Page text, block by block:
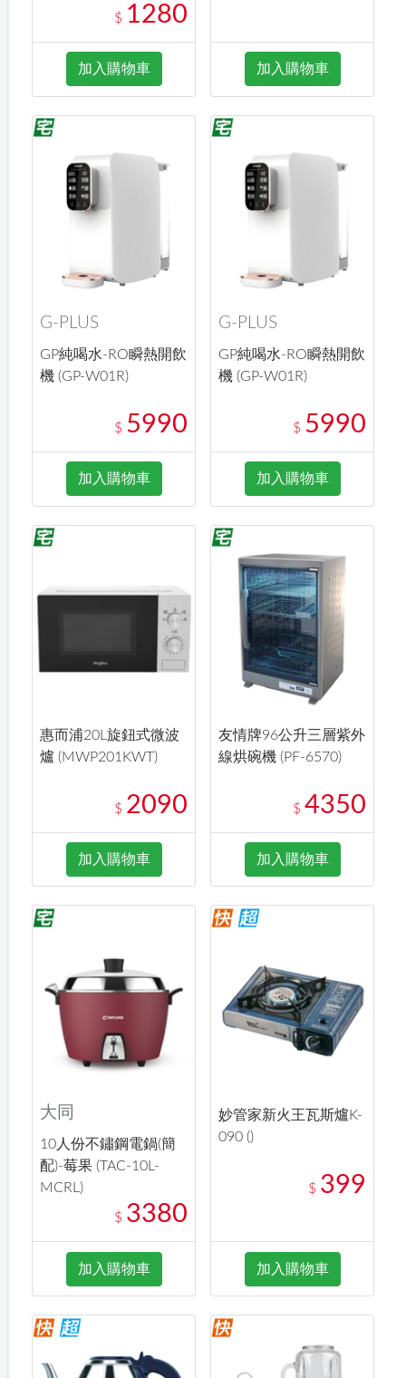
$ 1280
加入購物車 加入購物車
G-PLUS
GP純喝水-RO瞬熱開飲
機 (GP-W01R)
$ 5990
加入購物車
G-PLUS
GP純喝水-RO瞬熱開飲
機 (GP-W01R)
$ 5990
加入購物車
惠而浦20L旋鈕式微波
爐 (MWP201KWT)
$ 2090
加入購物車
友情牌96公升三層紫外
線烘碗機 (PF-6570)
$ 4350
加入購物車
大同
10人份不鏽鋼電鍋(簡
配)-莓果 (TAC-10L-
MCRL)
$ 3380
加入購物車
妙管家新火王瓦斯爐K-
090 ()
$ 399
加入購物車